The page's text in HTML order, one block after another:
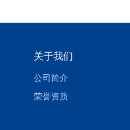
关于我们
公司简介
荣誉资质